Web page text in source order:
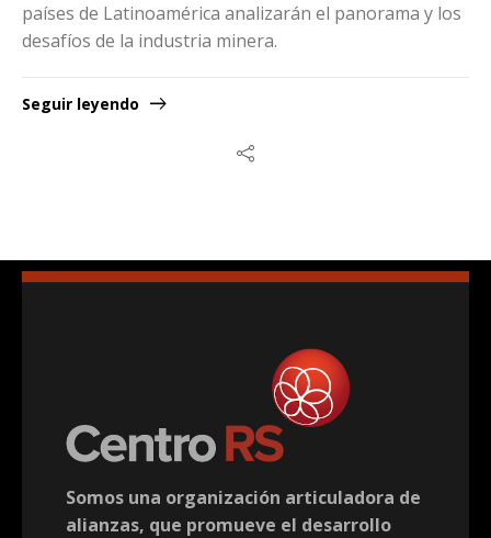
países de Latinoamérica analizarán el panorama y los
desafíos de la industria minera.
Seguir leyendo
Somos una organización articuladora de
alianzas, que promueve el desarrollo